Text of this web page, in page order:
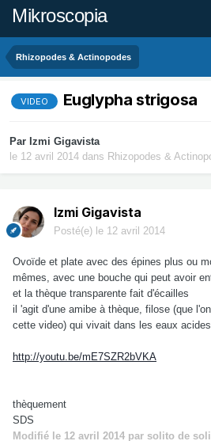
Mikroscopia
Rhizopodes & Actinopodes
VIDEO Euglypha strigosa
Par Izmi Gigavista
le 12 avril 2014 dans Rhizopodes &
Izmi Gigavista
Posté(e) le 12 avril 2014
Ovoïde et plate avec des épines plus ou
mêmes, avec une bouche qui peut avoir
et la thèque transparente fait d'écailles
il 'agit d'une amibe à thèque, filose (que
cette video) qui vivait dans les eaux
http://youtu.be/mE7SZR2bVKA
thèquement
SDS
Modifié le 12 avril 2014 par solito de